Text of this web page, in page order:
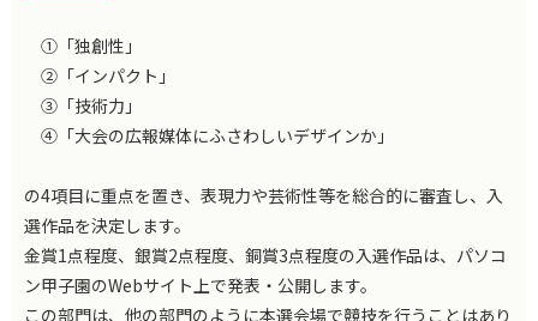
①「独創性」
②「インパクト」
③「技術力」
④「大会の広報媒体にふさわしいデザインか」
の4項目に重点を置き、表現力や芸術性等を総合的に審査し、入
選作品を決定します。
金賞1点程度、銀賞2点程度、銅賞3点程度の入選作品は、パソコ
ン甲子園のWebサイト上で発表・公開します。
この部門は、他の部門のように本選会場で競技を行うことはあり